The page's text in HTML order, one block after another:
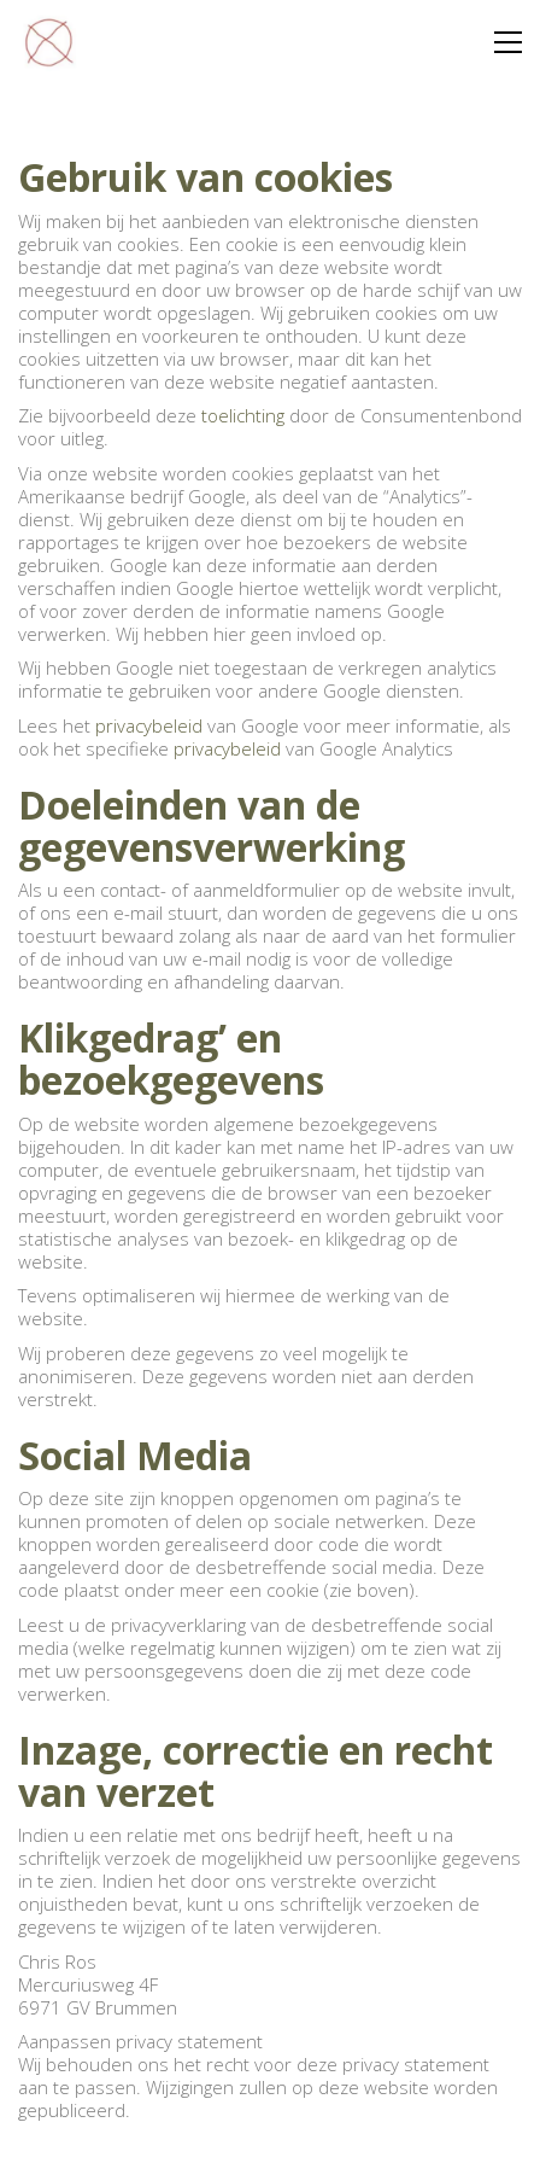
Gebruik van cookies
Wij maken bij het aanbieden van elektronische diensten
gebruik van cookies. Een cookie is een eenvoudig klein
bestandje dat met pagina’s van deze website wordt
meegestuurd en door uw browser op de harde schijf van uw
computer wordt opgeslagen. Wij gebruiken cookies om uw
instellingen en voorkeuren te onthouden. U kunt deze
cookies uitzetten via uw browser, maar dit kan het
functioneren van deze website negatief aantasten.
Zie bijvoorbeeld deze toelichting door de Consumentenbond
voor uitleg.
Via onze website worden cookies geplaatst van het
Amerikaanse bedrijf Google, als deel van de “Analytics”-
dienst. Wij gebruiken deze dienst om bij te houden en
rapportages te krijgen over hoe bezoekers de website
gebruiken. Google kan deze informatie aan derden
verschaffen indien Google hiertoe wettelijk wordt verplicht,
of voor zover derden de informatie namens Google
verwerken. Wij hebben hier geen invloed op.
Wij hebben Google niet toegestaan de verkregen analytics
informatie te gebruiken voor andere Google diensten.
Lees het privacybeleid van Google voor meer informatie, als
ook het specifieke privacybeleid van Google Analytics
Doeleinden van de
gegevensverwerking
Als u een contact- of aanmeldformulier op de website invult,
of ons een e-mail stuurt, dan worden de gegevens die u ons
toestuurt bewaard zolang als naar de aard van het formulier
of de inhoud van uw e-mail nodig is voor de volledige
beantwoording en afhandeling daarvan.
Klikgedrag’ en
bezoekgegevens
Op de website worden algemene bezoekgegevens
bijgehouden. In dit kader kan met name het IP-adres van uw
computer, de eventuele gebruikersnaam, het tijdstip van
opvraging en gegevens die de browser van een bezoeker
meestuurt, worden geregistreerd en worden gebruikt voor
statistische analyses van bezoek- en klikgedrag op de
website.
Tevens optimaliseren wij hiermee de werking van de
website.
Wij proberen deze gegevens zo veel mogelijk te
anonimiseren. Deze gegevens worden niet aan derden
verstrekt.
Social Media
Op deze site zijn knoppen opgenomen om pagina’s te
kunnen promoten of delen op sociale netwerken. Deze
knoppen worden gerealiseerd door code die wordt
aangeleverd door de desbetreffende social media. Deze
code plaatst onder meer een cookie (zie boven).
Leest u de privacyverklaring van de desbetreffende social
media (welke regelmatig kunnen wijzigen) om te zien wat zij
met uw persoonsgegevens doen die zij met deze code
verwerken.
Inzage, correctie en recht
van verzet
Indien u een relatie met ons bedrijf heeft, heeft u na
schriftelijk verzoek de mogelijkheid uw persoonlijke gegevens
in te zien. Indien het door ons verstrekte overzicht
onjuistheden bevat, kunt u ons schriftelijk verzoeken de
gegevens te wijzigen of te laten verwijderen.
Chris Ros
Mercuriusweg 4F
6971 GV Brummen
Aanpassen privacy statement
Wij behouden ons het recht voor deze privacy statement
aan te passen. Wijzigingen zullen op deze website worden
gepubliceerd.